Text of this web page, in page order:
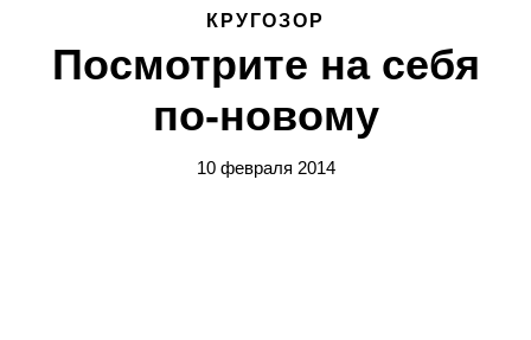
КРУГОЗОР
Посмотрите на себя
по-новому
10 февраля 2014